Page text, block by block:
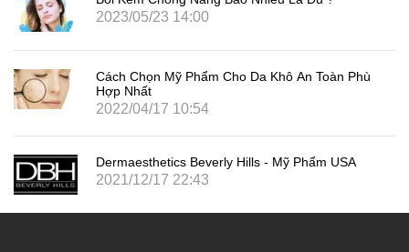
2023/05/23 14:00
Cách Chọn Mỹ Phẩm Cho Da Khô An Toàn Phù
Hợp Nhất
2022/04/17 10:54
Dermaesthetics Beverly Hills - Mỹ Phẩm USA
2021/12/17 22:43